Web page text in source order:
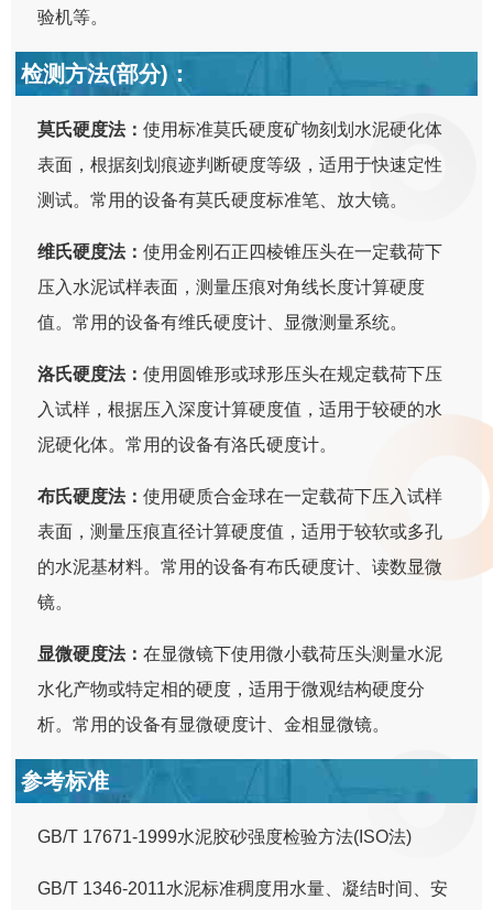
验机等。
检测方法(部分)：
莫氏硬度法：使用标准莫氏硬度矿物刻划水泥硬化体
表面，根据刻划痕迹判断硬度等级，适用于快速定性
测试。常用的设备有莫氏硬度标准笔、放大镜。
维氏硬度法：使用金刚石正四棱锥压头在一定载荷下
压入水泥试样表面，测量压痕对角线长度计算硬度
值。常用的设备有维氏硬度计、显微测量系统。
洛氏硬度法：使用圆锥形或球形压头在规定载荷下压
入试样，根据压入深度计算硬度值，适用于较硬的水
泥硬化体。常用的设备有洛氏硬度计。
布氏硬度法：使用硬质合金球在一定载荷下压入试样
表面，测量压痕直径计算硬度值，适用于较软或多孔
的水泥基材料。常用的设备有布氏硬度计、读数显微
镜。
显微硬度法：在显微镜下使用微小载荷压头测量水泥
水化产物或特定相的硬度，适用于微观结构硬度分
析。常用的设备有显微硬度计、金相显微镜。
参考标准
GB/T 17671-1999水泥胶砂强度检验方法(ISO法)
GB/T 1346-2011水泥标准稠度用水量、凝结时间、安